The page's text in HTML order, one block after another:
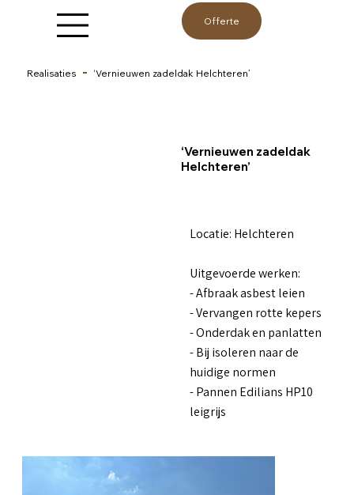
Offerte
Realisaties ‘Vernieuwen zadeldak Helchteren’
‘Vernieuwen zadeldak
Helchteren’
Locatie: Helchteren
Uitgevoerde werken:
- Afbraak asbest leien
- Vervangen rotte kepers
- Onderdak en panlatten
- Bij isoleren naar de
huidige normen
- Pannen Edilians HP10
leigrijs